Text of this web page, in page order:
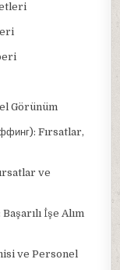
Görünüm
Fırsatlar,
ve
İşe Alım
ve Personel